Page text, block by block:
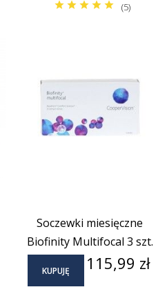
(5)
Soczewki miesięczne
Biofinity Multifocal 3 szt.
KUPUJĘ Cena
115,99 zł